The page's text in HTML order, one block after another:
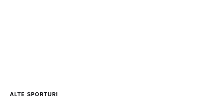
ALTE SPORTURI